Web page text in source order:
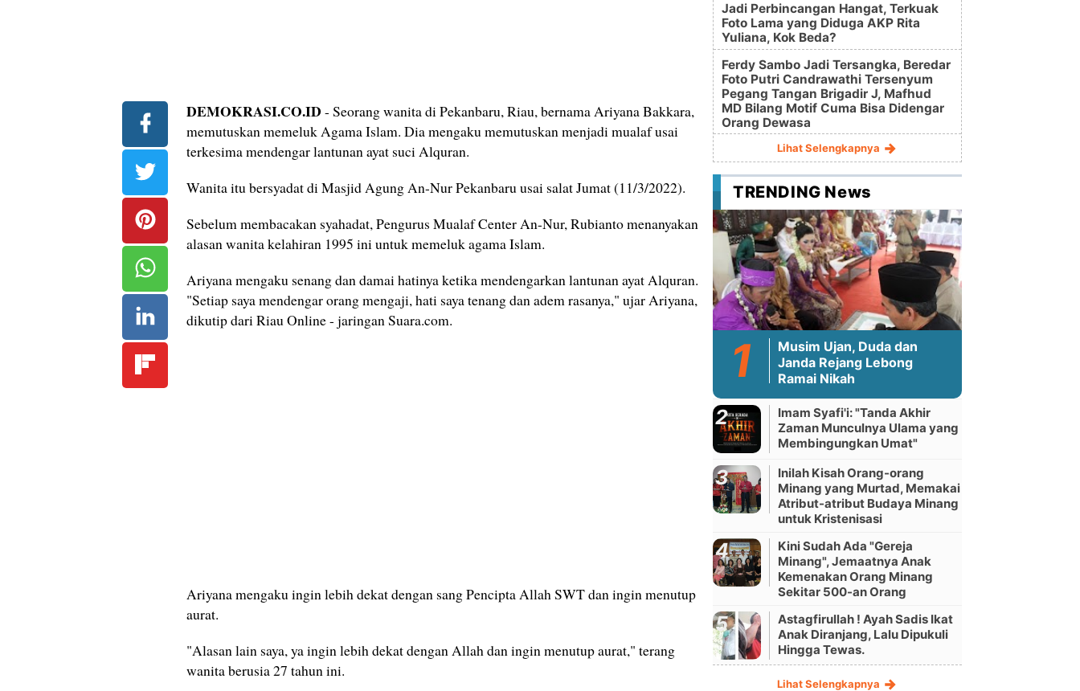
DEMOKRASI.CO.ID - Seorang wanita di Pekanbaru, Riau, bernama Ariyana Bakkara,
memutuskan memeluk Agama Islam. Dia mengaku memutuskan menjadi mualaf usai
terkesima mendengar lantunan ayat suci Alquran.
Wanita itu bersyadat di Masjid Agung An-Nur Pekanbaru usai salat Jumat (11/3/2022).
Sebelum membacakan syahadat, Pengurus Mualaf Center An-Nur, Rubianto menanyakan
alasan wanita kelahiran 1995 ini untuk memeluk agama Islam.
Ariyana mengaku senang dan damai hatinya ketika mendengarkan lantunan ayat Alquran.
"Setiap saya mendengar orang mengaji, hati saya tenang dan adem rasanya," ujar Ariyana,
dikutip dari Riau Online - jaringan Suara.com.
Ariyana mengaku ingin lebih dekat dengan sang Pencipta Allah SWT dan ingin menutup
aurat.
"Alasan lain saya, ya ingin lebih dekat dengan Allah dan ingin menutup aurat," terang
wanita berusia 27 tahun ini.
Jadi Perbincangan Hangat, Terkuak
Foto Lama yang Diduga AKP Rita
Yuliana, Kok Beda?
Ferdy Sambo Jadi Tersangka, Beredar
Foto Putri Candrawathi Tersenyum
Pegang Tangan Brigadir J, Mafhud
MD Bilang Motif Cuma Bisa Didengar
Orang Dewasa
Lihat Selengkapnya
TRENDING News
Musim Ujan, Duda dan
Janda Rejang Lebong
Ramai Nikah
Imam Syafi'i: "Tanda Akhir
Zaman Munculnya Ulama yang
Membingungkan Umat"
Inilah Kisah Orang-orang
Minang yang Murtad, Memakai
Atribut-atribut Budaya Minang
untuk Kristenisasi
Kini Sudah Ada "Gereja
Minang", Jemaatnya Anak
Kemenakan Orang Minang
Sekitar 500-an Orang
Astagfirullah ! Ayah Sadis Ikat
Anak Diranjang, Lalu Dipukuli
Hingga Tewas.
Lihat Selengkapnya